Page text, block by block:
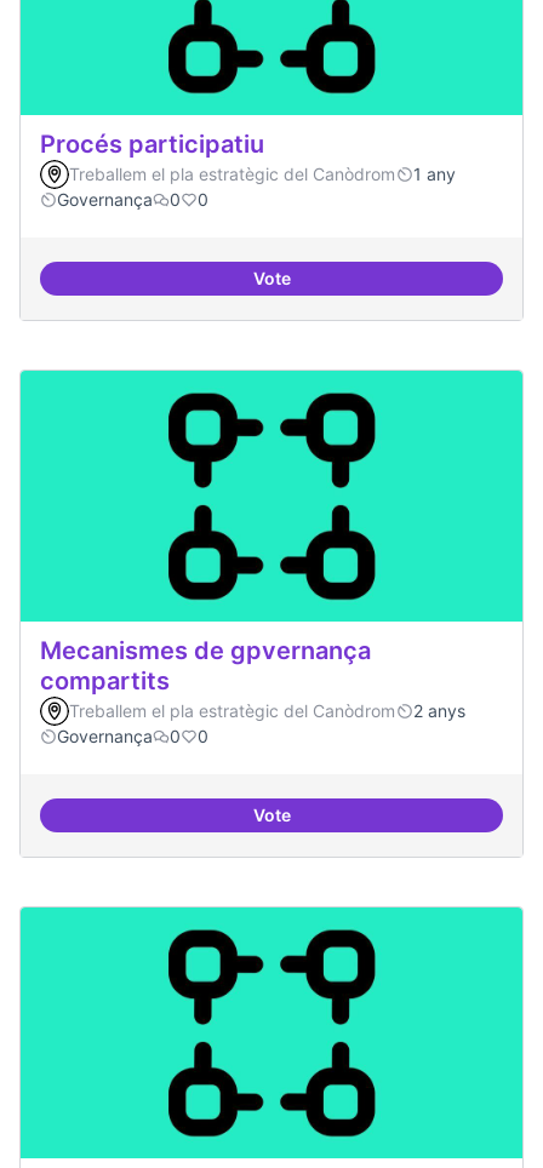
Procés participatiu
Treballem el pla estratègic del Canòdrom
1 any
Governança
0 0
VoteProcés participatiu
Mecanismes de gpvernança
compartits
Treballem el pla estratègic del Canòdrom
2 anys
Governança
0 0
VoteMecanismes de gpvernança